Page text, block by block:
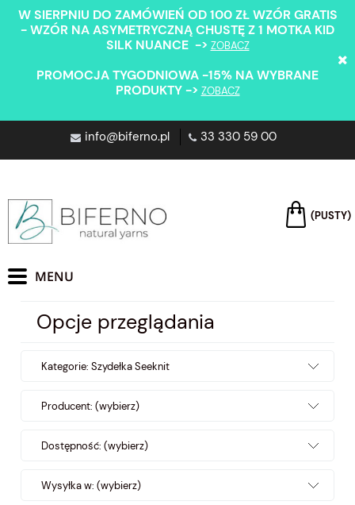
W SIERPNIU DO ZAMÓWIEŃ OD 100 ZŁ WZÓR GRATIS
- WZÓR NA ASYMETRYCZNĄ CHUSTĘ Z 1 MOTKA KID
SILK NUANCE -> ZOBACZ
PROMOCJA TYGODNIOWA -15% NA WYBRANE
PRODUKTY -> ZOBACZ
info@biferno.pl 33 330 59 00
(PUSTY)
Opcje przeglądania
Kategorie: Szydełka Seeknit
Producent: (wybierz)
Dostępność: (wybierz)
Wysyłka w: (wybierz)